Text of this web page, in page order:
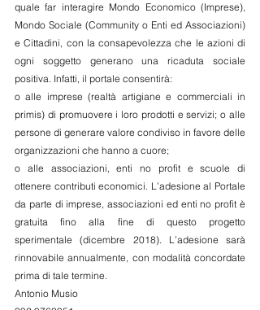
quale far interagire Mondo Economico (Imprese),
Mondo Sociale (Community o Enti ed Associazioni)
e Cittadini, con la consapevolezza che le azioni di
ogni soggetto generano una ricaduta sociale
positiva. Infatti, il portale consentirà:
o alle imprese (realtà artigiane e commerciali in
primis) di promuovere i loro prodotti e servizi; o alle
persone di generare valore condiviso in favore delle
organizzazioni che hanno a cuore;
o alle associazioni, enti no profit e scuole di
ottenere contributi economici. L’adesione al Portale
da parte di imprese, associazioni ed enti no profit è
gratuita fino alla fine di questo progetto
sperimentale (dicembre 2018). L’adesione sarà
rinnovabile annualmente, con modalità concordate
prima di tale termine.
Antonio Musio